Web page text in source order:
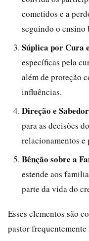
cometidos e a
seguindo o
Súplica por Cura
específicas pela
além de proteção
influências.
Direção e
para as decisões
relacionamentos e
Bênção sobre a
estende aos
parte da vida do
Esses elementos são
pastor frequentemente